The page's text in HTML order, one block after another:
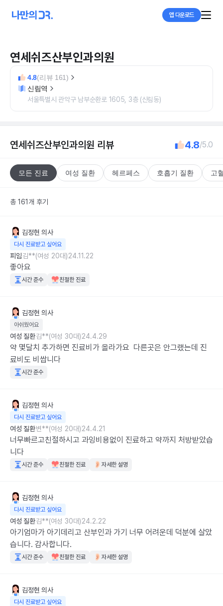
앱 다운로드
연세쉬즈산부인과의원
4.8(리뷰 161)
신림역
서울특별시 관악구 남부순환로 1605, 3층 (신림동)
연세쉬즈산부인과의원 리뷰 4.8/5.0
모든 진료 여성 질환 헤르페스 호흡기 질환 고
총 161개 후기
김정현 의사
다시 진료받고 싶어요
피임김**(여성 20대)24.11.22
좋아요
시간 준수 친절한 진료
김정현 의사
아쉬웠어요
여성 질환김**(여성 30대)24.4.29
약 몇달치 추가하면 진료비가 올라가요  다른곳은 안그랬는데 진
료비도 비쌉니다
시간 준수
김정현 의사
다시 진료받고 싶어요
여성 질환변**(여성 20대)24.4.21
너무빠르고친절하시고 과잉비용없이 진료하고 약까지 처방받았습
니다
시간 준수 친절한 진료 자세한 설명
김정현 의사
다시 진료받고 싶어요
여성 질환김**(여성 30대)24.2.22
아기엄마가 아기데리고 산부인과 가기 너무 어려운데 덕분에 살았
습니다. 감사합니다.
시간 준수 친절한 진료 자세한 설명
김정현 의사
다시 진료받고 싶어요